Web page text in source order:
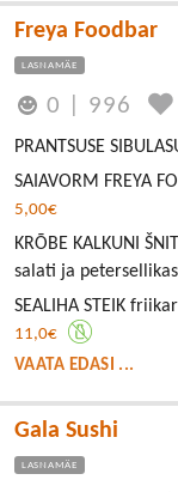
Freya Foodbar
LASNAMÄE
0 996
PRANTSUSE
SAIAVORM FREYA
5,00€
KRÕBE KALKUNI
salati ja
SEALIHA STEIK
11,0€
VAATA EDASI ...
Gala Sushi
LASNAMÄE